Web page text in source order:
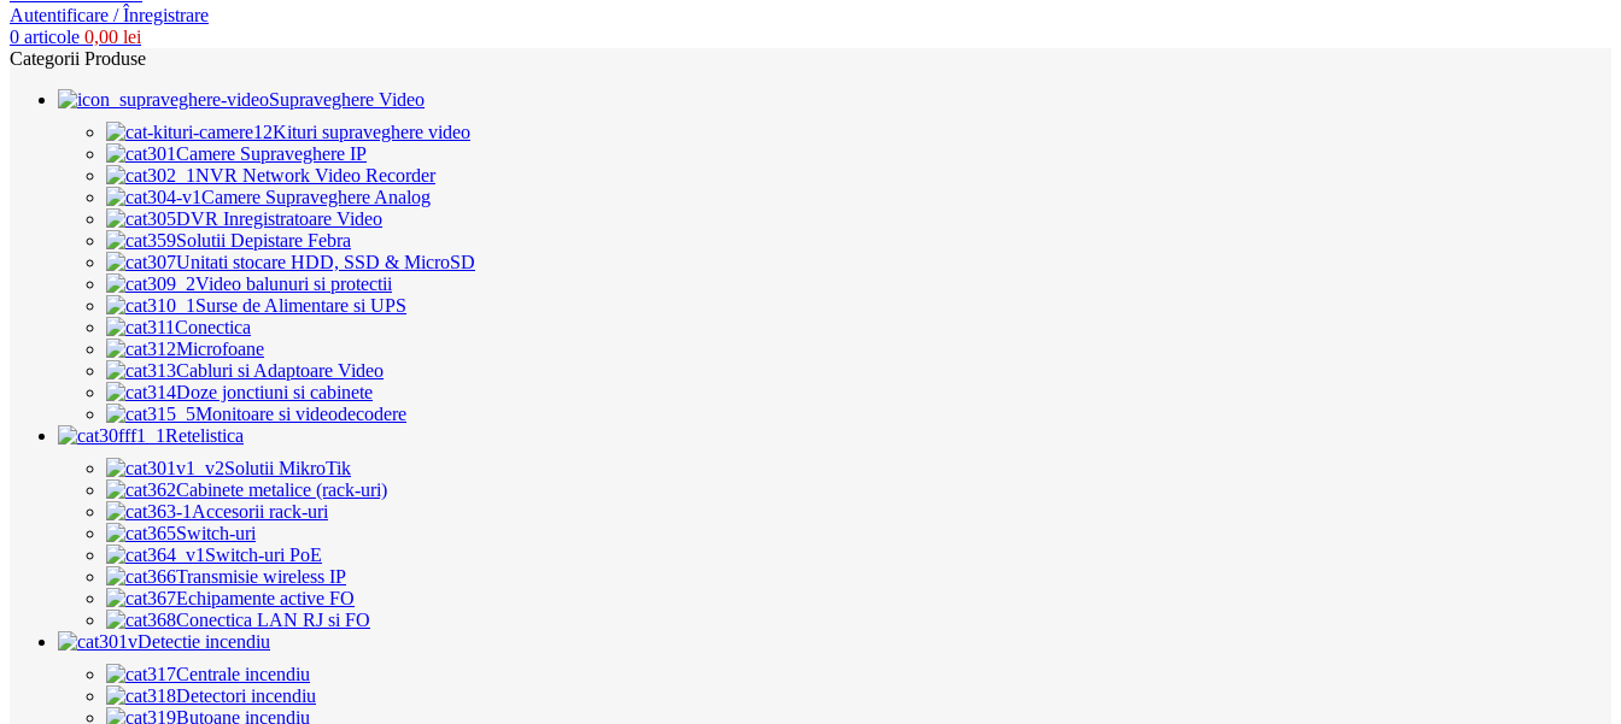
Autentificare / Înregistrare
0 articole 0,00 lei
Categorii Produse
Supraveghere Video
Kituri supraveghere video
Camere Supraveghere IP
NVR Network Video Recorder
Camere Supraveghere Analog
DVR Inregistratoare Video
Solutii Depistare Febra
Unitati stocare HDD, SSD & MicroSD
Video balunuri si protectii
Surse de Alimentare si UPS
Conectica
Microfoane
Cabluri si Adaptoare Video
Doze jonctiuni si cabinete
Monitoare si videodecodere
Retelistica
Solutii MikroTik
Cabinete metalice (rack-uri)
Accesorii rack-uri
Switch-uri
Switch-uri PoE
Transmisie wireless IP
Echipamente active FO
Conectica LAN RJ si FO
Detectie incendiu
Centrale incendiu
Detectori incendiu
Butoane incendiu